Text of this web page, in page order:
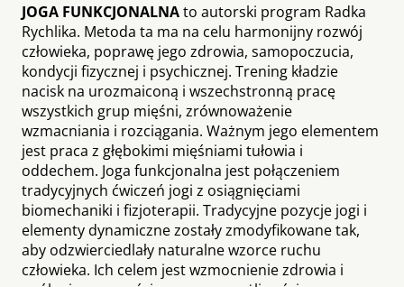
JOGA FUNKCJONALNAto autorski program Radka
Rychlika. Metoda ta ma na celu harmonijny rozwój
człowieka, poprawę jego zdrowia, samopoczucia,
kondycji fizycznej i psychicznej. Trening kładzie
nacisk na urozmaiconą i wszechstronną pracę
wszystkich grup mięśni, zrównoważenie
wzmacniania i rozciągania. Ważnym jego elementem
jest praca z głębokimi mięśniami tułowia i
oddechem. Joga funkcjonalna jest połączeniem
tradycyjnych ćwiczeń jogi z osiągnięciami
biomechaniki i fizjoterapii. Tradycyjne pozycje jogi i
elementy dynamiczne zostały zmodyfikowane tak,
aby odzwierciedlały naturalne wzorce ruchu
człowieka. Ich celem jest wzmocnienie zdrowia i